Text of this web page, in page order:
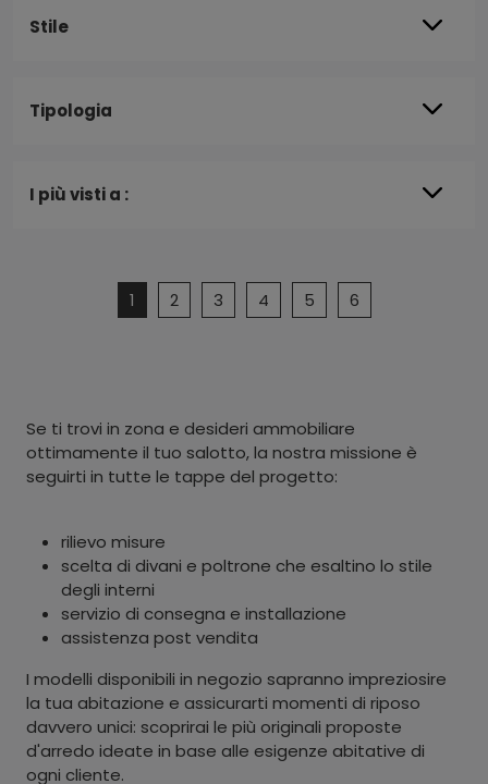
Stile
Tipologia
I più visti a :
1 2 3 4 5 6
Se ti trovi in zona e desideri ammobiliare
ottimamente il tuo salotto, la nostra missione è
seguirti in tutte le tappe del progetto:
rilievo misure
scelta di divani e poltrone che esaltino lo stile
degli interni
servizio di consegna e installazione
assistenza post vendita
I modelli disponibili in negozio sapranno impreziosire
la tua abitazione e assicurarti momenti di riposo
davvero unici: scoprirai le più originali proposte
d'arredo ideate in base alle esigenze abitative di
ogni cliente.